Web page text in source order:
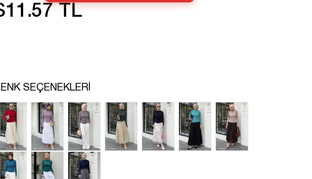
TL
SEÇENEKLERI